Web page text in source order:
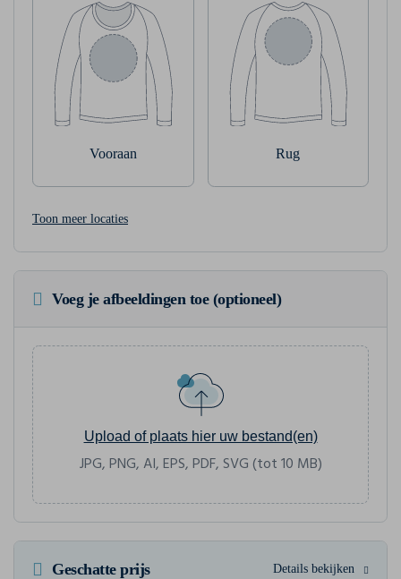
Vooraan Rug
Toon meer locaties
Voeg je afbeeldingen toe (optioneel)
Upload of plaats hier uw bestand(en)
JPG, PNG, AI, EPS, PDF, SVG (tot 10 MB)
Geschatte prijs Details bekijken